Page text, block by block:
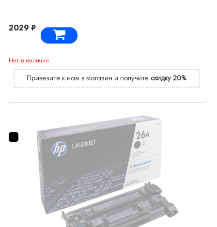
2029 ₽
Нет в наличии
Привезите к нам в магазин и получите скидку 20%